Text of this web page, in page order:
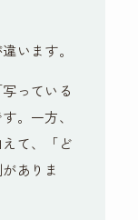
います。
っている
。一方、
て、「ど
ありま